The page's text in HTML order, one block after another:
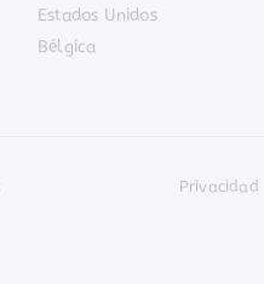
Estados Unidos
Bélgica
Privacidad